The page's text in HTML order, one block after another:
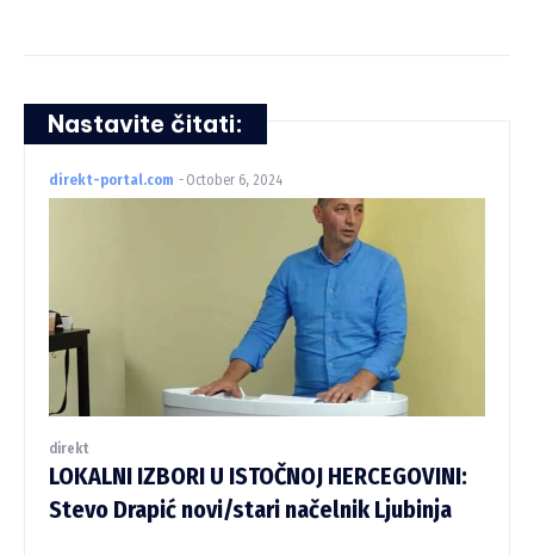
Nastavite čitati:
direkt-portal.com - October 6, 2024
direkt
LOKALNI IZBORI U ISTOČNOJ HERCEGOVINI:
Stevo Drapić novi/stari načelnik Ljubinja